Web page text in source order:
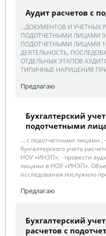
Аудит расчетов с
...ДОКУМЕНТОВ И УЧЕТНЫХ
ПОДОТЧЕТНЫМИ ЛИЦАМИ 9
ПОДОТЧЕТНЫМИ ЛИЦАМИ
ДЕЯТЕЛЬНОСТЬ,
ОТДЕЛЬНЫХ ЭТАПОВ
ТИПИЧНЫЕ НАРУШЕНИЯ
Предлагаю
Бухгалтерский
подотчетными
... с подотчетными лицами ;
бухгалтерского учета
НОУ «ИНЭП»; - провести
лицами в НОУ «ИНЭП».
исследования послужило
Предлагаю
Бухгалтерский
расчетов с